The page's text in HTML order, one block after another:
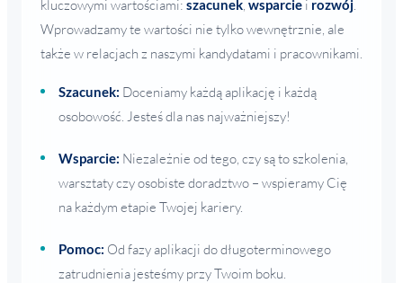
kluczowymi wartościami: szacunek, wsparcie i rozwój.
Wprowadzamy te wartości nie tylko wewnętrznie, ale
także w relacjach z naszymi kandydatami i pracownikami.
Szacunek: Doceniamy każdą aplikację i każdą
osobowość. Jesteś dla nas najważniejszy!
Wsparcie: Niezależnie od tego, czy są to szkolenia,
warsztaty czy osobiste doradztwo – wspieramy Cię
na każdym etapie Twojej kariery.
Pomoc: Od fazy aplikacji do długoterminowego
zatrudnienia jesteśmy przy Twoim boku.